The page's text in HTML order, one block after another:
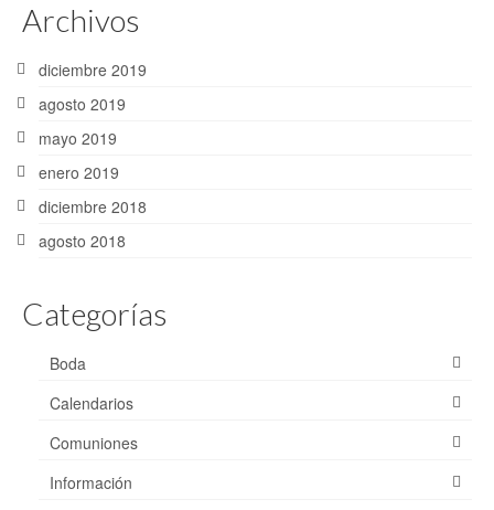
Archivos
diciembre 2019
agosto 2019
mayo 2019
enero 2019
diciembre 2018
agosto 2018
Categorías
Boda
Calendarios
Comuniones
Información